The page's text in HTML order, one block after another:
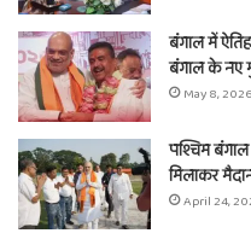
बंगाल में
बंगाल के नए
May 8, 2026
पश्चिम
मिलाकर
April 24,